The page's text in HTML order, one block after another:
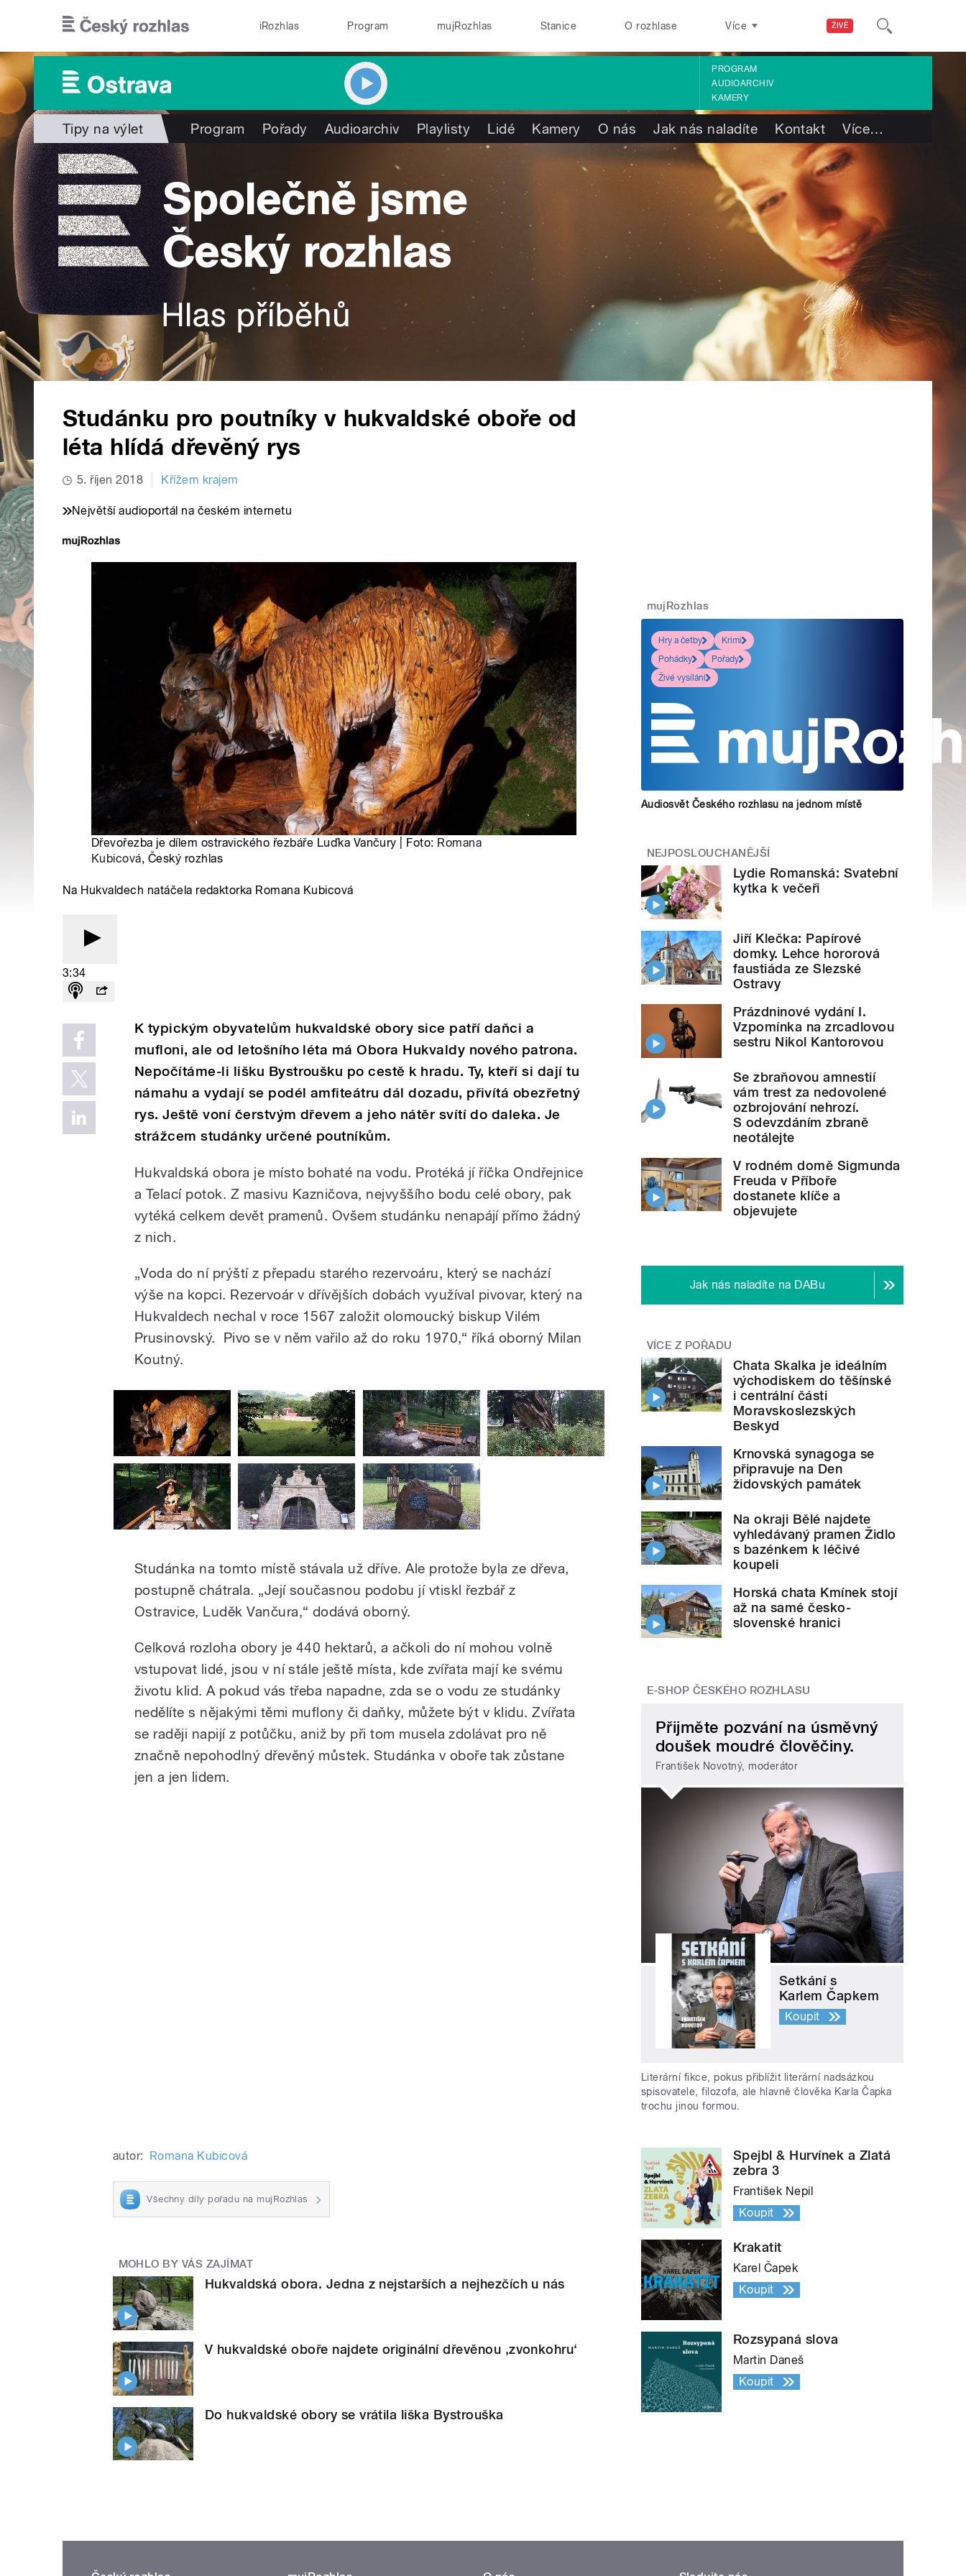
ŽIVĚ
iRozhlas Program mujRozhlas Stanice O rozhlase Více
PROGRAM
AUDIOARCHIV
KAMERY
Tipy na výlet Program Pořady Audioarchiv Playlisty Lidé Kamery O nás Jak nás naladíte Kontakt Více…
Studánku pro poutníky v hukvaldské oboře od
léta hlídá dřevěný rys
5. říjen 2018 Křížem krajem
Největší audioportál na českém internetu
Dřevořezba je dílem ostravického řezbáře Luďka Vančury | Foto: Romana
Kubicová, Český rozhlas
Na Hukvaldech natáčela redaktorka Romana Kubicová
3:34
K typickým obyvatelům hukvaldské obory sice patří daňci a
mufloni, ale od letošního léta má Obora Hukvaldy nového patrona.
Nepočítáme-li lišku Bystroušku po cestě k hradu. Ty, kteří si dají tu
námahu a vydají se podél amfiteátru dál dozadu, přivítá obezřetný
rys. Ještě voní čerstvým dřevem a jeho nátěr svítí do daleka. Je
strážcem studánky určené poutníkům.
Hukvaldská obora je místo bohaté na vodu. Protéká jí říčka Ondřejnice
a Telací potok. Z masivu Kazničova, nejvyššího bodu celé obory, pak
vytéká celkem devět pramenů. Ovšem studánku nenapájí přímo žádný
z nich.
„Voda do ní prýští z přepadu starého rezervoáru, který se nachází
výše na kopci. Rezervoár v dřívějších dobách využíval pivovar, který na
Hukvaldech nechal v roce 1567 založit olomoucký biskup Vilém
Prusinovský. Pivo se v něm vařilo až do roku 1970,“ říká oborný Milan
Koutný.
Studánka na tomto místě stávala už dříve. Ale protože byla ze dřeva,
postupně chátrala. „Její současnou podobu jí vtiskl řezbář z
Ostravice, Luděk Vančura,“ dodává oborný.
Celková rozloha obory je 440 hektarů, a ačkoli do ní mohou volně
vstupovat lidé, jsou v ní stále ještě místa, kde zvířata mají ke svému
životu klid. A pokud vás třeba napadne, zda se o vodu ze studánky
nedělíte s nějakými těmi muflony či daňky, můžete být v klidu. Zvířata
se raději napijí z potůčku, aniž by při tom musela zdolávat pro ně
značně nepohodlný dřevěný můstek. Studánka v oboře tak zůstane
jen a jen lidem.
autor: Romana Kubicová
Všechny díly pořadu na mujRozhlas
MOHLO BY VÁS ZAJÍMAT
Hukvaldská obora. Jedna z nejstarších a nejhezčích u nás
V hukvaldské oboře najdete originální dřevěnou ‚zvonkohru‘
Do hukvaldské obory se vrátila liška Bystrouška
mujRozhlas
Hry a četby
Krimi
Pohádky
Pořady
Živé vysílání
Audiosvět Českého rozhlasu na jednom místě
NEJPOSLOUCHANĚJŠÍ
Lydie Romanská: Svatební
kytka k večeři
Jiří Klečka: Papírové
domky. Lehce hororová
faustiáda ze Slezské
Ostravy
Prázdninové vydání I.
Vzpomínka na zrcadlovou
sestru Nikol Kantorovou
Se zbraňovou amnestií
vám trest za nedovolené
ozbrojování nehrozí.
S odevzdáním zbraně
neotálejte
V rodném domě Sigmunda
Freuda v Příboře
dostanete klíče a
objevujete
Jak nás naladíte na DABu
VÍCE Z POŘADU
Chata Skalka je ideálním
východiskem do těšínské
i centrální části
Moravskoslezských
Beskyd
Krnovská synagoga se
připravuje na Den
židovských památek
Na okraji Bělé najdete
vyhledávaný pramen Židlo
s bazénkem k léčivé
koupeli
Horská chata Kmínek stojí
až na samé česko-
slovenské hranici
E-SHOP ČESKÉHO ROZHLASU
Přijměte pozvání na úsměvný
doušek moudré člověčiny.
František Novotný, moderátor
Setkání s
Karlem Čapkem
Koupit
Literární fikce, pokus přiblížit literární nadsázkou
spisovatele, filozofa, ale hlavně člověka Karla Čapka
trochu jinou formou.
Spejbl & Hurvínek a Zlatá
zebra 3
František Nepil
Koupit
Krakatit
Karel Čapek
Koupit
Rozsypaná slova
Martin Daneš
Koupit